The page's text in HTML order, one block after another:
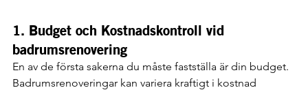
1. Budget och Kostnadskontroll vid
badrumsrenovering
En av de första sakerna du måste fastställa är din budget.
Badrumsrenoveringar kan variera kraftigt i kostnad